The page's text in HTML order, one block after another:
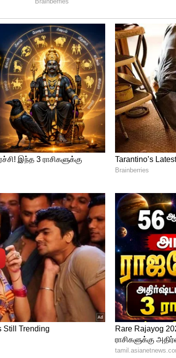
விற்பது தொடர்பான எந்த ஒரு
வெற்றி நிச்சயம். இந்த நேரத்தில்